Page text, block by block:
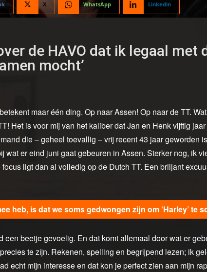
X WhatsApp Linkedin
de HAVO dat ik legaal met
mocht’
maar één ding. Op naar Assen! Op naar de TT.
Het is voor mij van het kaliber dat Jan en Henk vijftig
die – geheel toevallig – vrij recent 43 jaar geworden
wat er eind juni gaat gebeuren in Assen. Sterker nog, ik
ligt dan al volledig op de Dutch TT. Een briljant
heb, is dat we soms gedwongen zijn om ‘Harley’ te
een beetje gevoelig. En dat komt allemaal door wat er
te zijn. Rekenen, spelling en begrijpend lezen; ik
echt mijn interesse en dat kon je perfect zien aan mijn